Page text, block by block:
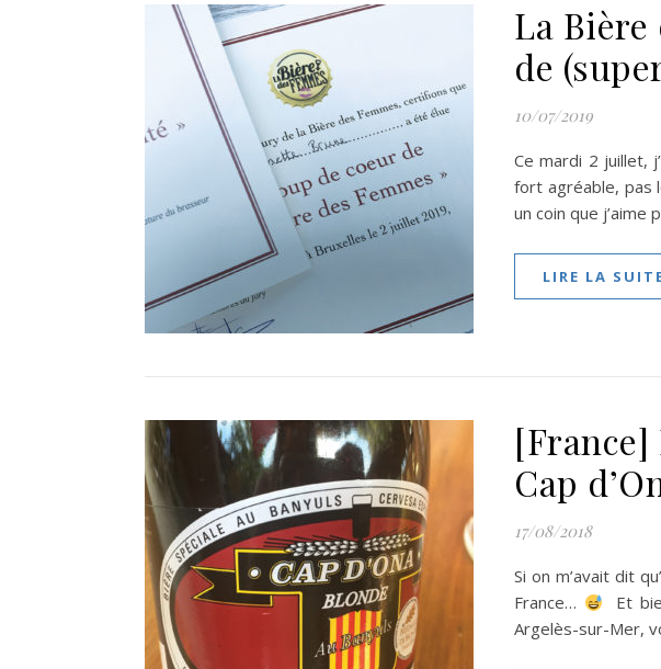
La Bière
de
10/07/2019
Ce mardi 2 juillet,
fort agréable, pas
un coin que j’aime
LIRE LA
Cap
17/08/2018
Si on m’avait dit
France…
Et
Argelès-sur-Mer,